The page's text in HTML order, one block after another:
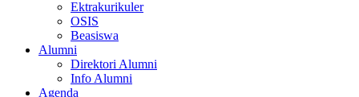
Ektrakurikuler
OSIS
Beasiswa
Alumni
Direktori Alumni
Info Alumni
Agenda